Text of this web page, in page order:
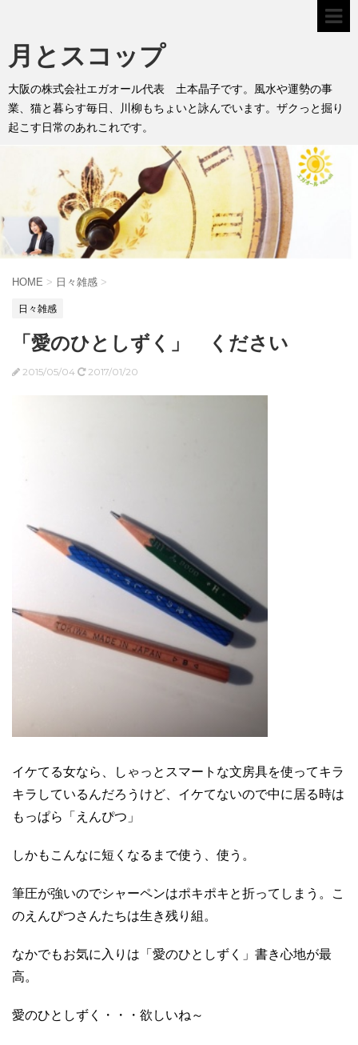
月とスコップ
大阪の株式会社エガオール代表 土本晶子です。風水や運勢の事
業、猫と暮らす毎日、川柳もちょいと詠んでいます。ザクっと掘り
起こす日常のあれこれです。
HOME > 日々雑感 >
日々雑感
「愛のひとしずく」 ください
2015/05/04 2017/01/20
イケてる女なら、しゃっとスマートな文房具を使ってキラ
キラしているんだろうけど、イケてないので中に居る時は
もっぱら「えんぴつ」
しかもこんなに短くなるまで使う、使う。
筆圧が強いのでシャーペンはポキポキと折ってしまう。こ
のえんぴつさんたちは生き残り組。
なかでもお気に入りは「愛のひとしずく」書き心地が最
高。
愛のひとしずく・・・欲しいね～